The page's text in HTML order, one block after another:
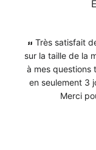
Très satisfait
sur la taille de la
à mes questions
en seulement 3
Merci